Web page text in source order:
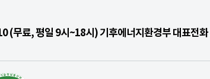
(무료, 평일 9시~18시) 기후에너지환경부 대표전화